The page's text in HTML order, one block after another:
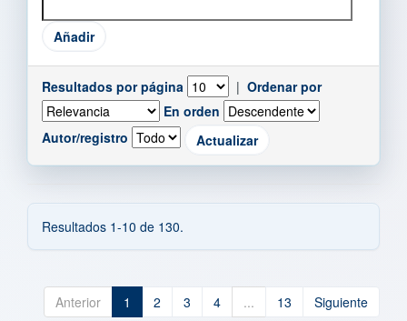
Resultados por página | Ordenar por
En orden
Autor/registro
Resultados 1-10 de 130.
Anterior 1 2 3 4 ... 13 Siguiente